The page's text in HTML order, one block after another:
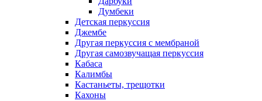
Думбеки
Детская перкуссия
Джембе
Другая перкуссия с мембраной
Другая самозвучащая перкуссия
Кабаса
Калимбы
Кастаньеты, трещотки
Кахоны